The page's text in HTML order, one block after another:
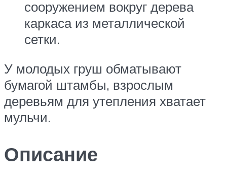
сооружением вокруг дерева
каркаса из металлической
сетки.
У молодых груш обматывают
бумагой штамбы, взрослым
деревьям для утепления хватает
мульчи.
Описание